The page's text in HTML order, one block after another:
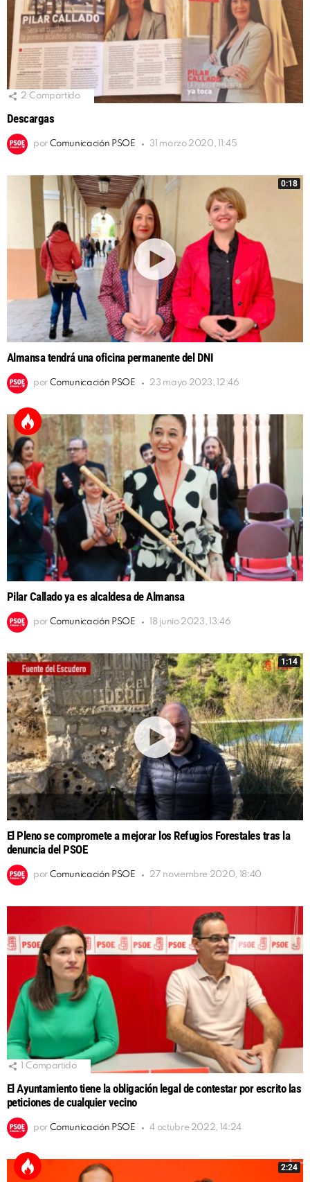
2 Compartido
Descargas
por Comunicación PSOE 31 marzo 2020, 11:45
0:18
Almansa tendrá una oficina permanente del DNI
por Comunicación PSOE 23 mayo 2023, 12:46
Pilar Callado ya es alcaldesa de Almansa
por Comunicación PSOE 18 junio 2023, 13:46
1:14
El Pleno se compromete a mejorar los Refugios Forestales tras la
denuncia del PSOE
por Comunicación PSOE 27 noviembre 2020, 18:40
Compartido
El Ayuntamiento tiene la obligación legal de contestar por escrito las
peticiones de cualquier vecino
por Comunicación PSOE 4 octubre 2022, 14:24
2:24